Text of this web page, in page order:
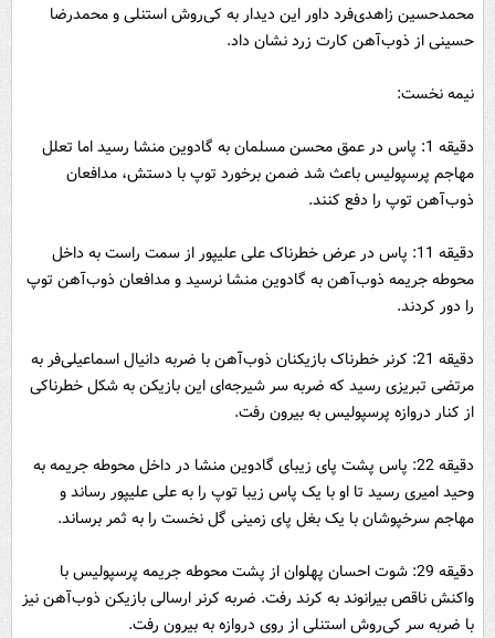
محمدحسین زاهدی‌فرد داور این دیدار به کی‌روش استنلی و محمدرضا
حسینی از ذوب‌آهن کارت زرد نشان داد.
نیمه نخست:
دقیقه 1: پاس در عمق محسن مسلمان به گادوین منشا رسید اما تعلل
مهاجم پرسپولیس باعث شد ضمن برخورد توپ با دستش، مدافعان
ذوب‌آهن توپ را دفع کنند.
دقیقه 11: پاس در عرض خطرناک علی علیپور از سمت راست به داخل
محوطه جریمه ذوب‌آهن به گادوین منشا نرسید و مدافعان ذوب‌آهن توپ
را دور کردند.
دقیقه 21: کرنر خطرناک بازیکنان ذوب‌آهن با ضربه دانیال اسماعیلی‌فر به
مرتضی تبریزی رسید که ضربه سر شیرجه‌ای این بازیکن به شکل خطرناکی
از کنار دروازه پرسپولیس به بیرون رفت.
دقیقه 22: پاس پشت پای زیبای گادوین منشا در داخل محوطه جریمه به
وحید امیری رسید تا او با یک پاس زیبا توپ را به علی علیپور رساند و
مهاجم سرخپوشان با یک بغل پای زمینی گل نخست را به ثمر برساند.
دقیقه 29: شوت احسان پهلوان از پشت محوطه جریمه پرسپولیس با
واکنش ناقص بیرانوند به کرند رفت. ضربه کرنر ارسالی بازیکن ذوب‌آهن نیز
با ضربه سر کی‌روش استنلی از روی دروازه به بیرون رفت.